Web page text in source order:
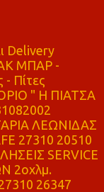
Delivery
ΜΠΑΡ -
- Πίτες
" Η ΠΙΑΤΣΑ
ΛΕΩΝΙΔΑΣ
27310 20510
SERVICE
2οχλμ.
26347